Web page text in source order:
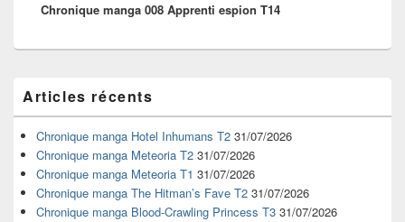
suivant :
Chronique manga 008 Apprenti espion T14
principale
de
widget
pour
barre
latérale
Articles récents
Chronique manga Hotel Inhumans T2 31/07/2026
Chronique manga Meteoria T2 31/07/2026
Chronique manga Meteoria T1 31/07/2026
Chronique manga The Hitman’s Fave T2 31/07/2026
Chronique manga Blood-Crawling Princess T3 31/07/2026